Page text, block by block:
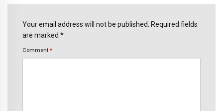
Your email address will not be published. Required fields
are marked *
Comment *